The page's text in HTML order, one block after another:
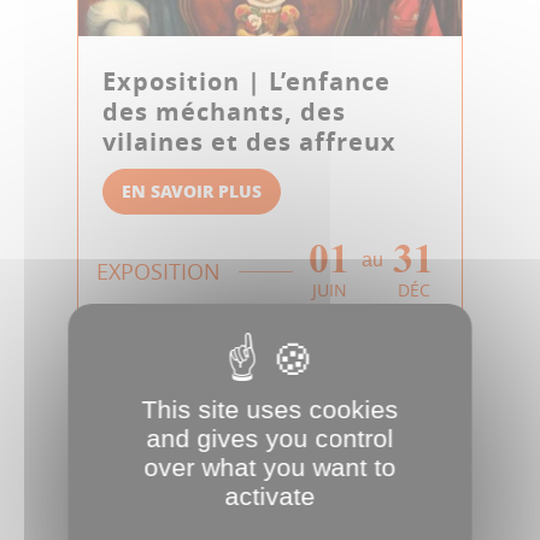
Exposition | L’enfance
des méchants, des
vilaines et des affreux
EN SAVOIR PLUS
EXPOSITION 01
JUIN
au 31
DÉC
This site uses cookies
and gives you control
over what you want to
activate